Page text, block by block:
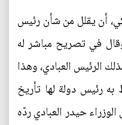
أن يقلل من شأن رئيس
وقال في تصريح مباشر له
الرئيس العبادي، وهذا
رئيس دولة لها تأريخ
حيدر العبادي ردّه